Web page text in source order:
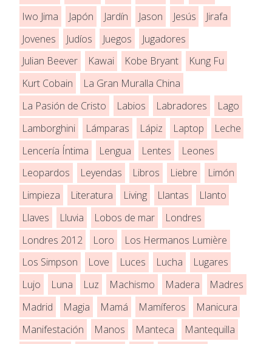
Iwo Jima
Japón Jardín Jason Jesús
Jirafa
Jovenes
Judíos Juegos
Jugadores
Julian Beever
Kawai Kobe Bryant
Kung Fu
Kurt Cobain
La Gran Muralla China
La Pasión de Cristo
Labios Labradores
Lago
Lamborghini
Lámparas Lápiz Laptop
Leche
Lencería Íntima
Lengua Lentes
Leones
Leopardos
Leyendas Libros Liebre
Limón
Limpieza
Literatura Living Llantas
Llanto
Llaves
Lluvia Lobos de mar
Londres
Londres 2012
Loro
Los Hermanos Lumière
Los Simpson
Love Luces Lucha
Lugares
Lujo
Luna Luz Machismo Madera
Madres
Madrid
Magia Mamá Mamíferos
Manicura
Manifestación
Manos Manteca
Mantequilla